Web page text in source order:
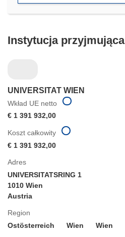
Instytucja przyjmująca
UNIVERSITAT WIEN
Wkład UE netto
€ 1 391 932,00
Adres
UNIVERSITATSRING 1
1010 Wien
Austria
Region
Ostösterreich
Wien Wien
Koszt całkowity
€ 1 391 932,00